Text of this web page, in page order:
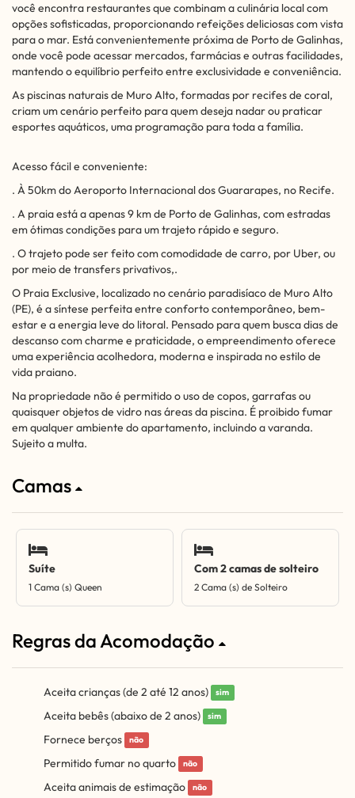
você encontra restaurantes que combinam a culinária local com
opções sofisticadas, proporcionando refeições deliciosas com vista
para o mar. Está convenientemente próxima de Porto de Galinhas,
onde você pode acessar mercados, farmácias e outras facilidades,
mantendo o equilíbrio perfeito entre exclusividade e conveniência.
As piscinas naturais de Muro Alto, formadas por recifes de coral,
criam um cenário perfeito para quem deseja nadar ou praticar
esportes aquáticos, uma programação para toda a família.
Acesso fácil e conveniente:
. À 50km do Aeroporto Internacional dos Guararapes, no Recife.
. A praia está a apenas 9 km de Porto de Galinhas, com estradas
em ótimas condições para um trajeto rápido e seguro.
. O trajeto pode ser feito com comodidade de carro, por Uber, ou
por meio de transfers privativos,.
O Praia Exclusive, localizado no cenário paradisíaco de Muro Alto
(PE), é a síntese perfeita entre conforto contemporâneo, bem-
estar e a energia leve do litoral. Pensado para quem busca dias de
descanso com charme e praticidade, o empreendimento oferece
uma experiência acolhedora, moderna e inspirada no estilo de
vida praiano.
Na propriedade não é permitido o uso de copos, garrafas ou
quaisquer objetos de vidro nas áreas da piscina. É proibido fumar
em qualquer ambiente do apartamento, incluindo a varanda.
Sujeito a multa.
Camas
Suíte
1 Cama (s) Queen
Com 2 camas de solteiro
2 Cama (s) de Solteiro
Regras da Acomodação
Aceita crianças (de 2 até 12 anos) sim
Aceita bebês (abaixo de 2 anos) sim
Fornece berços não
Permitido fumar no quarto não
Aceita animais de estimação não